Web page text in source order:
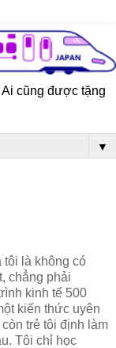
cũng được tặng
▼
tôi là không có
chẳng phải
kinh tế 500
kiến thức uyên
trẻ tôi định làm
Tôi chỉ học